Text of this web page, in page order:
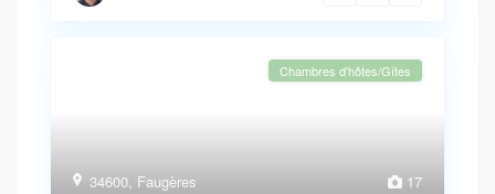
17
34600, Faugères
Chambres d'hôtes/Gîtes